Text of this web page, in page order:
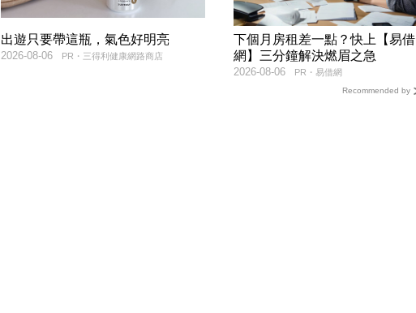
出遊只要帶這瓶，氣色好明亮
PR・三得利健康網路商店
2026-08-06
下個月房租差一點？快上【易借
網】三分鐘解決燃眉之急
PR・易借網
2026-08-06
Recommended by